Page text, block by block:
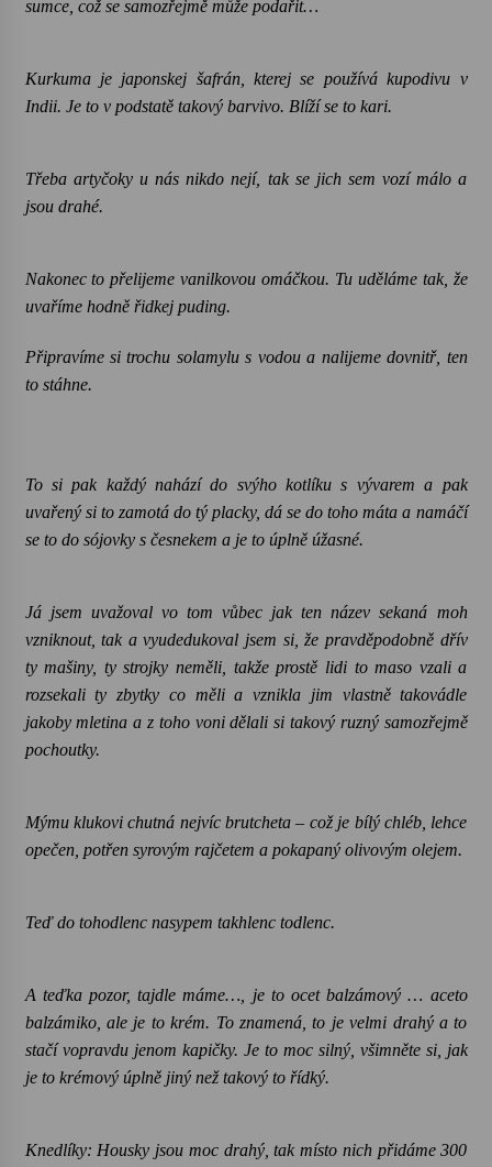
sumce, což se samozřejmě může podařit…
Kurkuma je japonskej šafrán, kterej se používá kupodivu v
Indii. Je to v podstatě takový barvivo. Blíží se to kari.
Třeba artyčoky u nás nikdo nejí, tak se jich sem vozí málo a
jsou drahé.
Nakonec to přelijeme vanilkovou omáčkou. Tu uděláme tak, že
uvaříme hodně řidkej puding.
Připravíme si trochu solamylu s vodou a nalijeme dovnitř, ten
to stáhne.
To si pak každý nahází do svýho kotlíku s vývarem a pak
uvařený si to zamotá do tý placky, dá se do toho máta a namáčí
se to do sójovky s česnekem a je to úplně úžasné.
Já jsem uvažoval vo tom vůbec jak ten název sekaná moh
vzniknout, tak a vyudedukoval jsem si, že pravděpodobně dřív
ty mašiny, ty strojky neměli, takže prostě lidi to maso vzali a
rozsekali ty zbytky co měli a vznikla jim vlastně takovádle
jakoby mletina a z toho voni dělali si takový ruzný samozřejmě
pochoutky.
Mýmu klukovi chutná nejvíc brutcheta – což je bílý chléb, lehce
opečen, potřen syrovým rajčetem a pokapaný olivovým olejem.
Teď do tohodlenc nasypem takhlenc todlenc.
A teďka pozor, tajdle máme…, je to ocet balzámový … aceto
balzámiko, ale je to krém. To znamená, to je velmi drahý a to
stačí vopravdu jenom kapičky. Je to moc silný, všimněte si, jak
je to krémový úplně jiný než takový to řídký.
Knedlíky: Housky jsou moc drahý, tak místo nich přidáme 300